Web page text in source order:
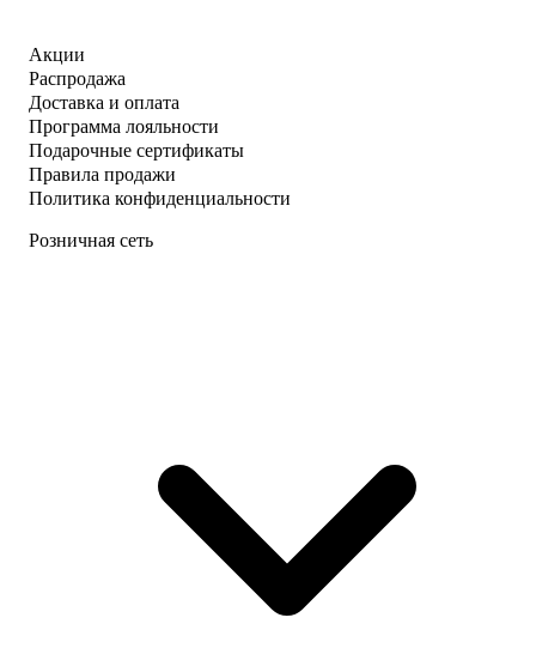
Акции
Распродажа
Доставка и оплата
Программа лояльности
Подарочные сертификаты
Правила продажи
Политика конфиденциальности
Розничная сеть